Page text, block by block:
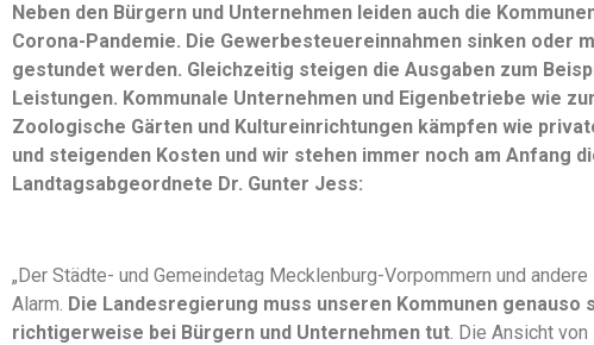
Neben den Bürgern und Unternehmen leiden auch die
Corona-Pandemie. Die Gewerbesteuereinnahmen sinken oder
gestundet werden. Gleichzeitig steigen die Ausgaben zum
Leistungen. Kommunale Unternehmen und Eigenbetriebe wie
Zoologische Gärten und Kultureinrichtungen kämpfen wie
und steigenden Kosten und wir stehen immer noch am Anfang
Landtagsabgeordnete Dr. Gunter Jess:
„Der Städte- und Gemeindetag Mecklenburg-Vorpommern und
Alarm. Die Landesregierung muss unseren Kommunen
richtigerweise bei Bürgern und Unternehmen tut . Die Ansicht